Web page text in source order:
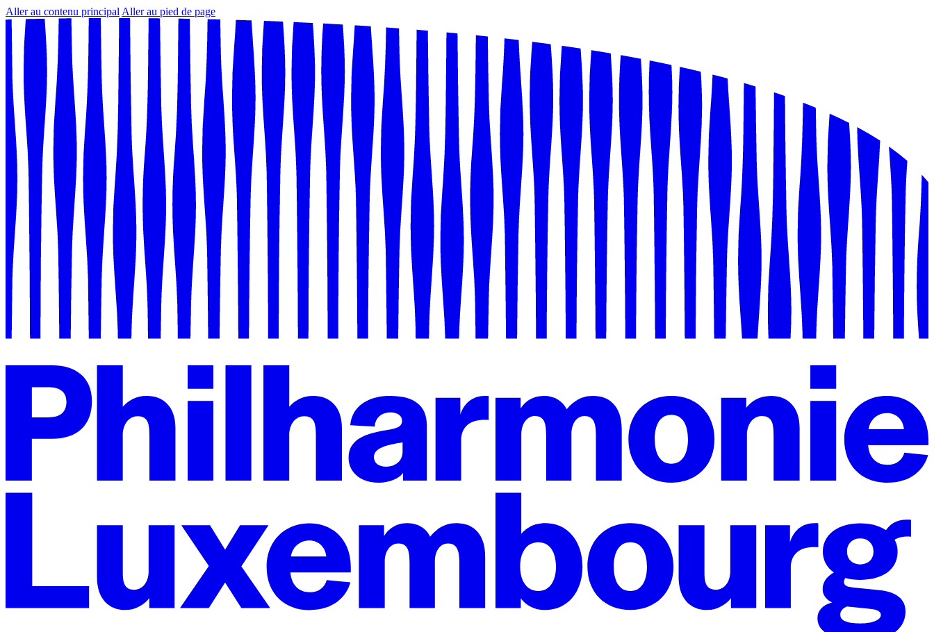
Aller au contenu principal Aller au pied de page